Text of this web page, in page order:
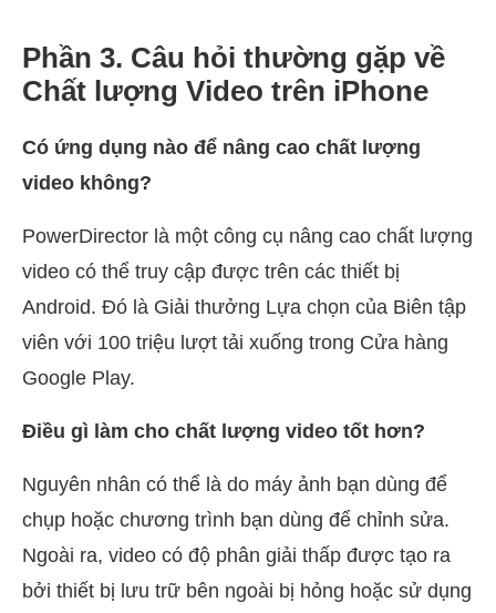
Phần 3. Câu hỏi thường gặp về
Chất lượng Video trên iPhone
Có ứng dụng nào để nâng cao chất lượng
video không?
PowerDirector là một công cụ nâng cao chất lượng
video có thể truy cập được trên các thiết bị
Android. Đó là Giải thưởng Lựa chọn của Biên tập
viên với 100 triệu lượt tải xuống trong Cửa hàng
Google Play.
Điều gì làm cho chất lượng video tốt hơn?
Nguyên nhân có thể là do máy ảnh bạn dùng để
chụp hoặc chương trình bạn dùng để chỉnh sửa.
Ngoài ra, video có độ phân giải thấp được tạo ra
bởi thiết bị lưu trữ bên ngoài bị hỏng hoặc sử dụng